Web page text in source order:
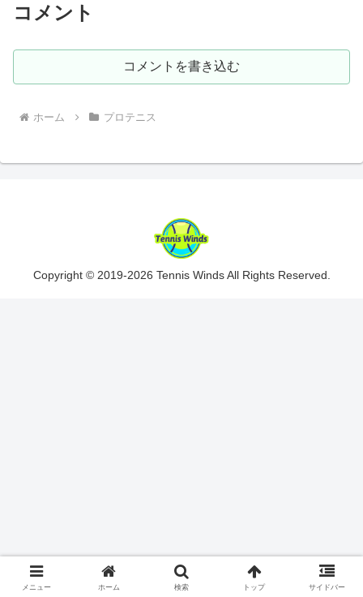
コメント
コメントを書き込む
ホーム プロテニス
Copyright © 2019-2026 Tennis Winds All Rights Reserved.
メニュー ホーム 検索 トップ サイドバー